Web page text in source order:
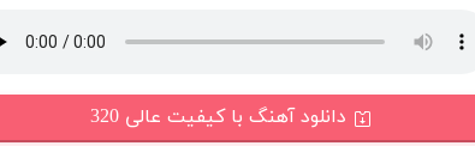
دانلود آهنگ با کیفیت عالی 320